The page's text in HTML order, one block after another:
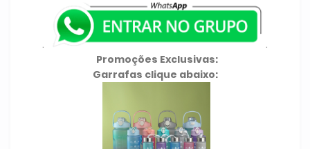
.
.
Promoções Exclusivas:
Garrafas clique abaixo: